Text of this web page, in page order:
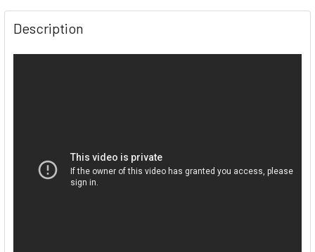
DECREASE QUANTITY OF KOSE GRACE ONE WRINKLE
INCREASE QUANTITY OF KOSE GRACE ONE
Description